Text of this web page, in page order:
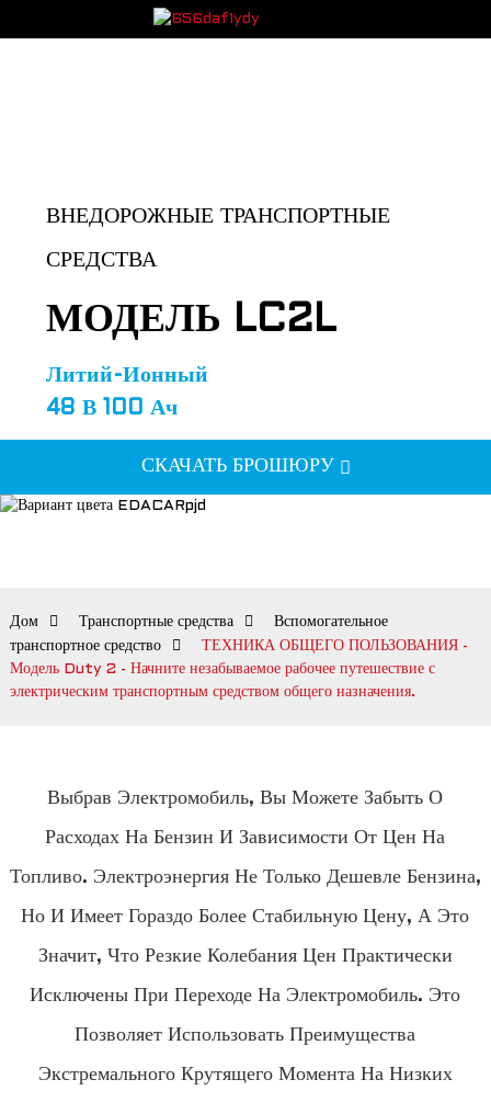
ВНЕДОРОЖНЫЕ ТРАНСПОРТНЫЕ
СРЕДСТВА
МОДЕЛЬ LC2L
Литий-Ионный
48 В 100 Ач
СКАЧАТЬ БРОШЮРУ
Дом Транспортные средства
Вспомогательное
транспортное средство
ТЕХНИКА ОБЩЕГО ПОЛЬЗОВАНИЯ -
Модель Duty 2 - Начните незабываемое рабочее путешествие с
электрическим транспортным средством общего назначения.
Выбрав Электромобиль, Вы Можете Забыть О
Расходах На Бензин И Зависимости От Цен На
Топливо. Электроэнергия Не Только Дешевле Бензина,
Но И Имеет Гораздо Более Стабильную Цену, А Это
Значит, Что Резкие Колебания Цен Практически
Исключены При Переходе На Электромобиль. Это
Позволяет Использовать Преимущества
Экстремального Крутящего Момента На Низких